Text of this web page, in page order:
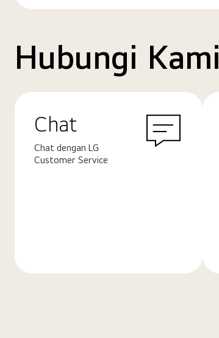
Hubungi Kami
Chat
Chat dengan LG
Customer Service